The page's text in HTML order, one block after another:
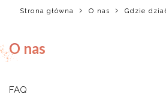
Strona główna O nas Gdzie
O nas
FAQ